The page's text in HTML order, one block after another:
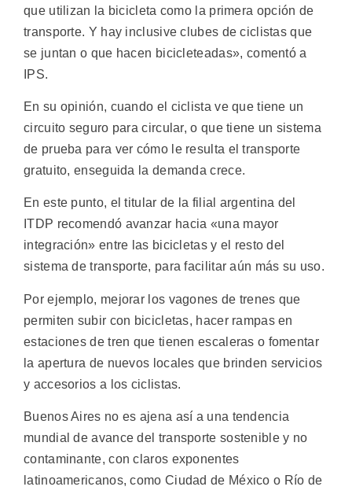
que utilizan la bicicleta como la primera opción de
transporte. Y hay inclusive clubes de ciclistas que
se juntan o que hacen bicicleteadas», comentó a
IPS.
En su opinión, cuando el ciclista ve que tiene un
circuito seguro para circular, o que tiene un sistema
de prueba para ver cómo le resulta el transporte
gratuito, enseguida la demanda crece.
En este punto, el titular de la filial argentina del
ITDP recomendó avanzar hacia «una mayor
integración» entre las bicicletas y el resto del
sistema de transporte, para facilitar aún más su uso.
Por ejemplo, mejorar los vagones de trenes que
permiten subir con bicicletas, hacer rampas en
estaciones de tren que tienen escaleras o fomentar
la apertura de nuevos locales que brinden servicios
y accesorios a los ciclistas.
Buenos Aires no es ajena así a una tendencia
mundial de avance del transporte sostenible y no
contaminante, con claros exponentes
latinoamericanos, como Ciudad de México o Río de